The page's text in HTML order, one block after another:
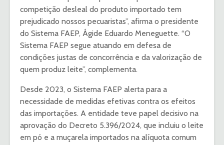
competição desleal do produto importado tem
prejudicado nossos pecuaristas”, afirma o presidente
do Sistema FAEP, Ágide Eduardo Meneguette. “O
Sistema FAEP segue atuando em defesa de
condições justas de concorrência e da valorização de
quem produz leite”, complementa.
Desde 2023, o Sistema FAEP alerta para a
necessidade de medidas efetivas contra os efeitos
das importações. A entidade teve papel decisivo na
aprovação do Decreto 5.396/2024, que incluiu o leite
em pó e a muçarela importados na alíquota comum